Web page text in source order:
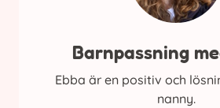
Barnpassning
Ebba är en positiv och
nanny.